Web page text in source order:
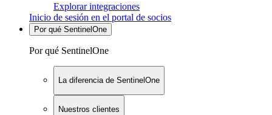
Explorar integraciones
Inicio de sesión en el portal de socios
Por qué SentinelOne
Por qué SentinelOne
La diferencia de SentinelOne
Nuestros clientes